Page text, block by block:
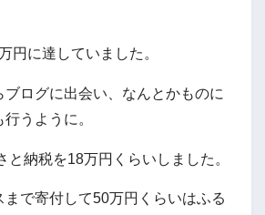
円に達していました。
ブログに出会い、なんとかものに
うように。
と納税を18万円くらいしました。
で寄付して50万円くらいはふる